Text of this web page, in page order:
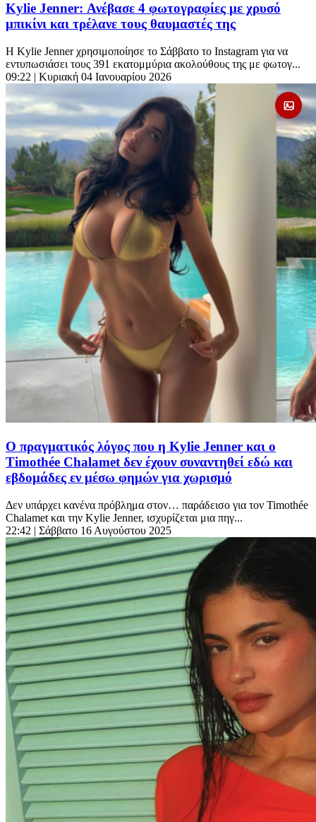
Kylie Jenner: Ανέβασε 4 φωτογραφίες με χρυσό
μπικίνι και τρέλανε τους θαυμαστές της
Η Kylie Jenner χρησιμοποίησε το Σάββατο το Instagram για να
εντυπωσιάσει τους 391 εκατομμύρια ακολούθους της με φωτογ...
09:22 | Κυριακή 04 Ιανουαρίου 2026
Ο πραγματικός λόγος που η Kylie Jenner και ο
Timothée Chalamet δεν έχουν συναντηθεί εδώ και
εβδομάδες εν μέσω φημών για χωρισμό
Δεν υπάρχει κανένα πρόβλημα στον… παράδεισο για τον Timothée
Chalamet και την Kylie Jenner, ισχυρίζεται μια πηγ...
22:42 | Σάββατο 16 Αυγούστου 2025